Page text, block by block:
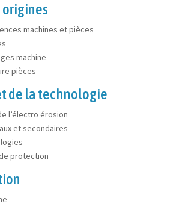
origines
machines et pièces
machine
pièces
de la technologie
l’électro érosion
et secondaires
protection